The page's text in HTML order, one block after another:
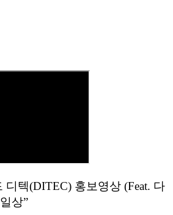
디텍(DITEC) 홍보영상 (Feat. 다
상”